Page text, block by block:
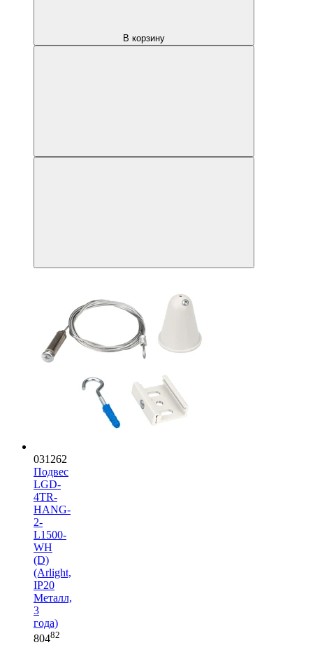
В корзину
031262
Подвес
LGD-
4TR-
HANG-
2-
L1500-
WH
(D)
(Arlight,
IP20
Металл,
3
года)
80482